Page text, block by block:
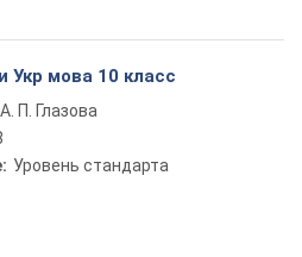
Укр мова 10 класс
А. П. Глазова
Уровень стандарта